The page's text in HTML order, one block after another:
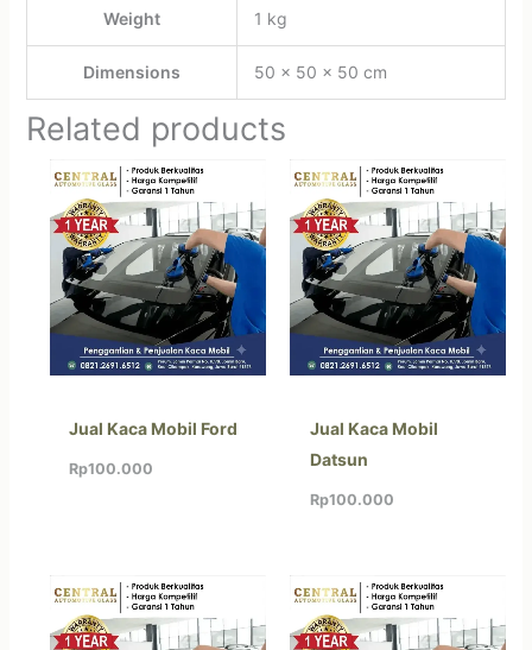
Weight 1 kg
Dimensions 50 × 50 × 50 cm
Related products
Jual Kaca Mobil Ford
Rp100.000
Jual Kaca Mobil
Datsun
Rp100.000